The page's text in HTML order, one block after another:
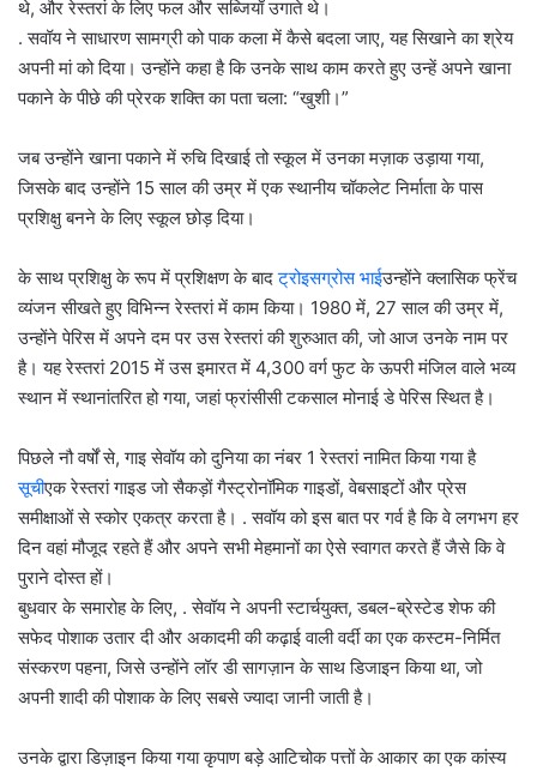
थे, और रेस्तरां के लिए फल और सब्जियाँ उगाते थे।
. सवॉय ने साधारण सामग्री को पाक कला में कैसे बदला जाए, यह सिखाने का श्रेय
अपनी मां को दिया। उन्होंने कहा है कि उनके साथ काम करते हुए उन्हें अपने खाना
पकाने के पीछे की प्रेरक शक्ति का पता चला: “खुशी।”
जब उन्होंने खाना पकाने में रुचि दिखाई तो स्कूल में उनका मज़ाक उड़ाया गया,
जिसके बाद उन्होंने 15 साल की उम्र में एक स्थानीय चॉकलेट निर्माता के पास
प्रशिक्षु बनने के लिए स्कूल छोड़ दिया।
के साथ प्रशिक्षु के रूप में प्रशिक्षण के बादट्रोइसग्रोस भाईउन्होंने क्लासिक फ्रेंच
व्यंजन सीखते हुए विभिन्न रेस्तरां में काम किया। 1980 में, 27 साल की उम्र में,
उन्होंने पेरिस में अपने दम पर उस रेस्तरां की शुरुआत की, जो आज उनके नाम पर
है। यह रेस्तरां 2015 में उस इमारत में 4,300 वर्ग फुट के ऊपरी मंजिल वाले भव्य
स्थान में स्थानांतरित हो गया, जहां फ्रांसीसी टकसाल मोनाई डे पेरिस स्थित है।
पिछले नौ वर्षों से, गाइ सेवॉय को दुनिया का नंबर 1 रेस्तरां नामित किया गया है
सूचीएक रेस्तरां गाइड जो सैकड़ों गैस्ट्रोनॉमिक गाइडों, वेबसाइटों और प्रेस
समीक्षाओं से स्कोर एकत्र करता है। . सवॉय को इस बात पर गर्व है कि वे लगभग हर
दिन वहां मौजूद रहते हैं और अपने सभी मेहमानों का ऐसे स्वागत करते हैं जैसे कि वे
पुराने दोस्त हों।
बुधवार के समारोह के लिए, . सेवॉय ने अपनी स्टार्चयुक्त, डबल-ब्रेस्टेड शेफ की
सफेद पोशाक उतार दी और अकादमी की कढ़ाई वाली वर्दी का एक कस्टम-निर्मित
संस्करण पहना, जिसे उन्होंने लॉर डी सागज़ान के साथ डिजाइन किया था, जो
अपनी शादी की पोशाक के लिए सबसे ज्यादा जानी जाती है।
उनके द्वारा डिज़ाइन किया गया कृपाण बड़े आटिचोक पत्तों के आकार का एक कांस्य